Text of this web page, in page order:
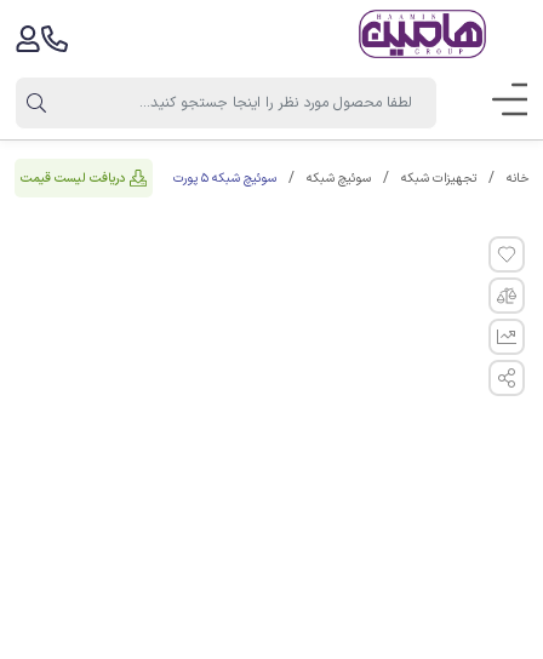
خانه تجهیزات شبکه سوئیچ شبکه سوئیچ شبکه 5 پورت دریافت لیست قیمت